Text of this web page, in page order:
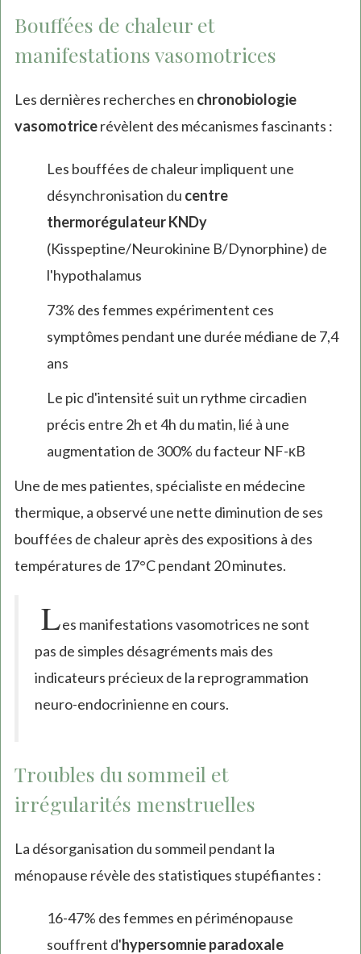
Bouffées de chaleur et
manifestations vasomotrices
Les dernières recherches en chronobiologie
vasomotricerévèlent des mécanismes fascinants :
Les bouffées de chaleur impliquent une
désynchronisation du centre
thermorégulateur KNDy
(Kisspeptine/Neurokinine B/Dynorphine) de
l'hypothalamus
73% des femmes expérimentent ces
symptômes pendant une durée médiane de 7,4
ans
Le pic d'intensité suit un rythme circadien
précis entre 2h et 4h du matin, lié à une
augmentation de 300% du facteur NF-κB
Une de mes patientes, spécialiste en médecine
thermique, a observé une nette diminution de ses
bouffées de chaleur après des expositions à des
températures de 17°C pendant 20 minutes.
Les manifestations vasomotrices ne sont
pas de simples désagréments mais des
indicateurs précieux de la reprogrammation
neuro-endocrinienne en cours.
Troubles du sommeil et
irrégularités menstruelles
La désorganisation du sommeil pendant la
ménopause révèle des statistiques stupéfiantes :
16-47% des femmes en périménopause
souffrent d'hypersomnie paradoxale